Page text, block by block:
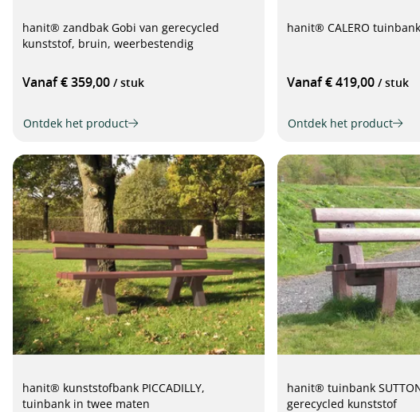
hanit® zandbak Gobi van gerecycled
kunststof, bruin, weerbestendig
Vanaf € 359,00 / stuk
Ontdek het product
hanit® CALERO
Vanaf € 419,00 / stuk
Ontdek het product
hanit® kunststofbank PICCADILLY,
tuinbank in twee maten
hanit® tuinbank
gerecycled kunststof